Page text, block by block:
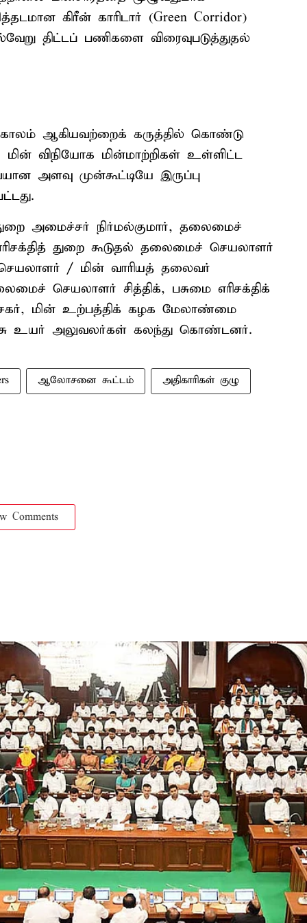
கிரீன் காரிடார் (Green Corridor)
திட்டப் பணிகளை விரைவுபடுத்துதல்
ஆகியவற்றைக் கருத்தில் கொண்டு
விநியோக மின்மாற்றிகள் உள்ளிட்ட
அளவு முன்கூட்டியே இருப்பு
அமைச்சர் நிர்மல்குமார், தலைமைச்
துறை கூடுதல் தலைமைச் செயலாளர்
/ மின் வாரியத் தலைவர்
செயலாளர் சித்திக், பசுமை எரிசக்திக்
மின் உற்பத்திக் கழக மேலாண்மை
உயர் அலுவலர்கள் கலந்து கொண்டனர்.
ஆலோசனை கூட்டம் அதிகாரிகள் குழு
Comments